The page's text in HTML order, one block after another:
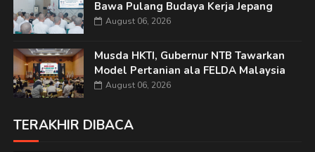
Bawa Pulang Budaya Kerja Jepang
August 06, 2026
Musda HKTI, Gubernur NTB Tawarkan
Model Pertanian ala FELDA Malaysia
August 06, 2026
TERAKHIR DIBACA